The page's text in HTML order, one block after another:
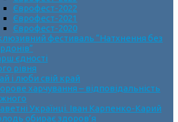
Єврофест-2022
Єврофест-2021
Єврофест-2020
фестиваль “Натхнення без
єдності
рівня
і люби свій край
харчування – відповідальність
Українці. Іван Карпенко-Карий
обирає здоров’я